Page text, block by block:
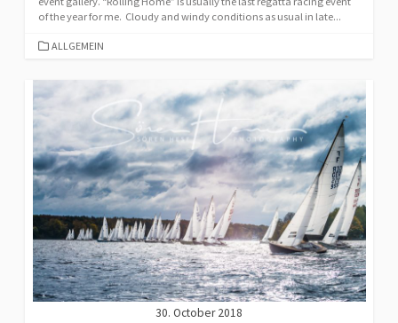
of the year for me. Cloudy and windy conditions as usual in late...
CATEGORIES
ALLGEMEIN
30. October 2018